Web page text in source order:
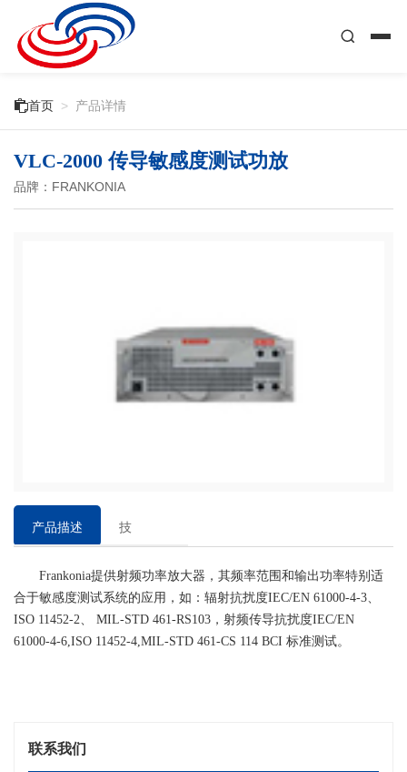
首页 > 产品详情
VLC-2000 传导敏感度测试功放
品牌：FRANKONIA
产品描述
技
参
数
Frankonia提供射频功率放大器，其频率范围和输出功率特别适
合于敏感度测试系统的应用，如：辐射抗扰度IEC/EN 61000-4-3、
ISO 11452-2、 MIL-STD 461-RS103，射频传导抗扰度IEC/EN
61000-4-6,ISO 11452-4,MIL-STD 461-CS 114 BCI 标准测试。
联系我们